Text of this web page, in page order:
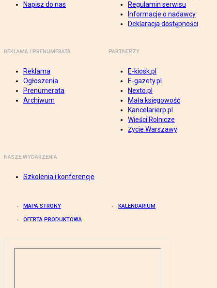
Napisz do nas
Regulamin serwisu
Informacje o nadawcy
Deklaracja dostępności
REKLAMA I PRENUMERATA
Reklama
Ogłoszenia
Prenumerata
Archiwum
PARTNERZY
E-kiosk.pl
E-gazety.pl
Nexto.pl
Mała księgowość
Kancelarierp.pl
Wieści Rolnicze
Życie Warszawy
NASZE WYDARZENIA
Szkolenia i konferencje
MAPA STRONY KALENDARIUM
OFERTA PRODUKTOWA